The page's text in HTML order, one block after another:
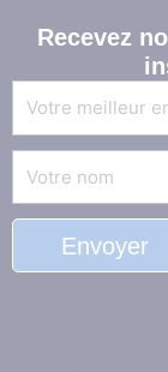
Recevez
mail
Envoyer